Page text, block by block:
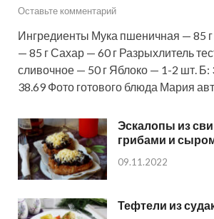
Оставьте комментарий
Ингредиенты Мука пшеничная — 85
— 85 г Сахар — 60 г Разрыхлитель
сливочное — 50 г Яблоко — 1-2 шт. Б:
38.69 Фото готового блюда Мария
Эскалопы из
грибами и
09.11.2022
Тефтели из